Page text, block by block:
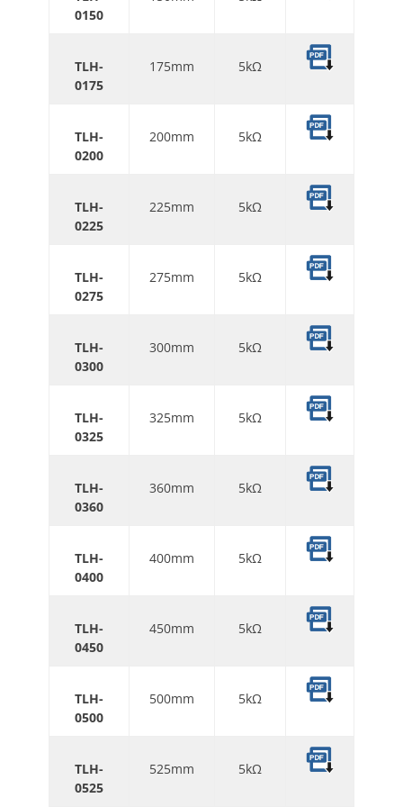
0150
TLH-
0175
175mm 5kΩ
TLH-
0200
200mm 5kΩ
TLH-
0225
225mm 5kΩ
TLH-
0275
275mm 5kΩ
TLH-
0300
300mm 5kΩ
TLH-
0325
325mm 5kΩ
TLH-
0360
360mm 5kΩ
TLH-
0400
400mm 5kΩ
TLH-
0450
450mm 5kΩ
TLH-
0500
500mm 5kΩ
TLH-
0525
525mm 5kΩ